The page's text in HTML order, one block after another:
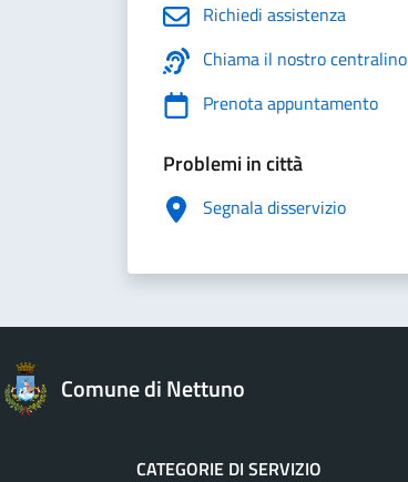
Richiedi assistenza
Chiama il nostro centralino
Prenota appuntamento
Problemi in città
Segnala disservizio
Comune di Nettuno
CATEGORIE DI SERVIZIO